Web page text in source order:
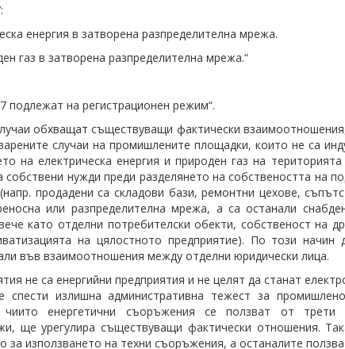
енергия в затворена разпределителна мрежа.
газ в затворена разпределителна мрежа.“
подлежат на регистрационен режим“.
обхващат съществуващи фактически
случаи на промишлените площадки, които не са
на електрическа енергия и природен газ на
нужди преди разделянето на собствеността на
продадени са складови бази, ремонтни цехове,
или разпределителна мрежа, а са останали
като отделни потребителски обекти, собственост на
на цялостното предприятие). По този
във взаимоотношения между отделни юридически лица.
не са енергийни предприятия и не целят да станат
спести излишна административна тежест за
чиито енергетични съоръжения се ползват от
ще урегулира съществуващи фактически отношения.
за използването на техни съоръжения, а останалите